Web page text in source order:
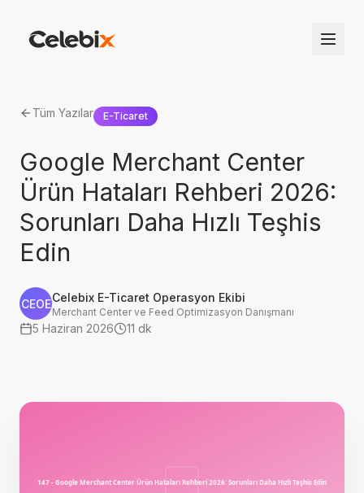
Tüm Yazılar E-Ticaret
Google Merchant Center
Ürün Hataları Rehberi 2026:
Sorunları Daha Hızlı Teşhis
Edin
CEOECelebix E-Ticaret Operasyon Ekibi
Merchant Center ve Feed Optimizasyon Danışmanı
5 Haziran 2026 11 dk